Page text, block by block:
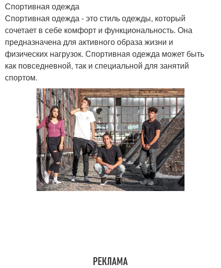
Одежда со временем
Верхняя одежда Гардероб для женщины
Гардероб для женщин Образа для женщин
Базовая одежда Ограничения в одежде
Спортивная одежда
Спортивная одежда - это стиль одежды, который
сочетает в себе комфорт и функциональность. Она
предназначена для активного образа жизни и
физических нагрузок. Спортивная одежда может быть
как повседневной, так и специальной для занятий
спортом.